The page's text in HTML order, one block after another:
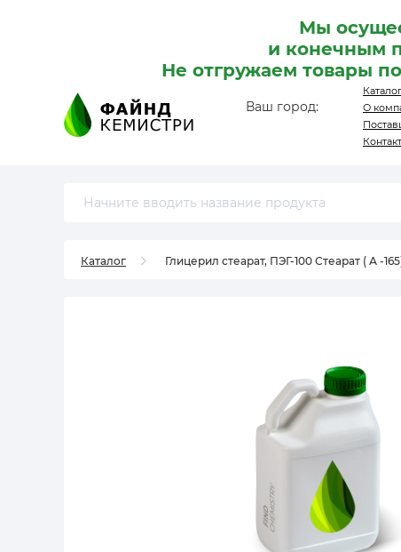
Мы
и конечным
Не отгружаем товары
Ваш город:
Каталог
О
Каталог Глицерил стеарат, ПЭГ-100 Стеарат ( А -